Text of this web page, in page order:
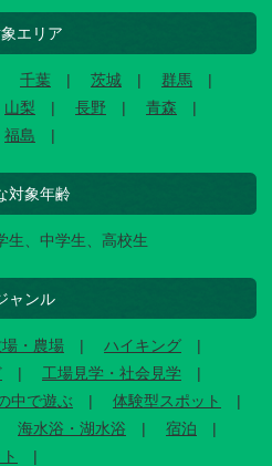
エリア
千葉 茨城
群馬
山梨 長野
青森
福島
対象年齢
生、中学生、高校生
ャンル
・農場
ハイキング
工場見学・社会見学
中で遊ぶ
体験型スポット
海水浴・湖水浴
宿泊